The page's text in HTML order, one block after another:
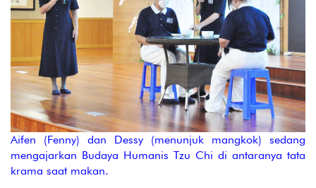
Aifen (Fenny) dan Dessy (menunjuk mangkok) sedang
mengajarkan Budaya Humanis Tzu Chi di antaranya tata
krama saat makan.